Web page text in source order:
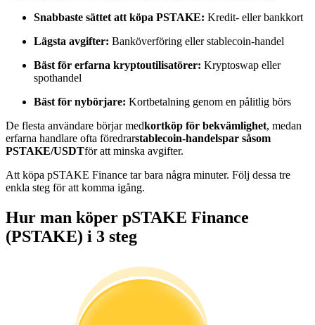
Bli en Copy Trader
Njut av vinstdelning och kopieringshandelsprovisioner
Big data-analys inklusive handelsinformation, etc.
Snabbaste sättet att köpa PSTAKE: Kredit- eller bankkort
Lägsta avgifter: Banköverföring eller stablecoin-handel
Bäst för erfarna kryptoutilisatörer: Kryptoswap eller
spothandel
Bäst för nybörjare: Kortbetalning genom en pålitlig börs
De flesta användare börjar medkortköp för bekvämlighet, medan
erfarna handlare ofta föredrarstablecoin-handelspar såsom
PSTAKE/USDTför att minska avgifter.
Att köpa pSTAKE Finance tar bara några minuter. Följ dessa tre
enkla steg för att komma igång.
Hur man köper pSTAKE Finance
(PSTAKE) i 3 steg